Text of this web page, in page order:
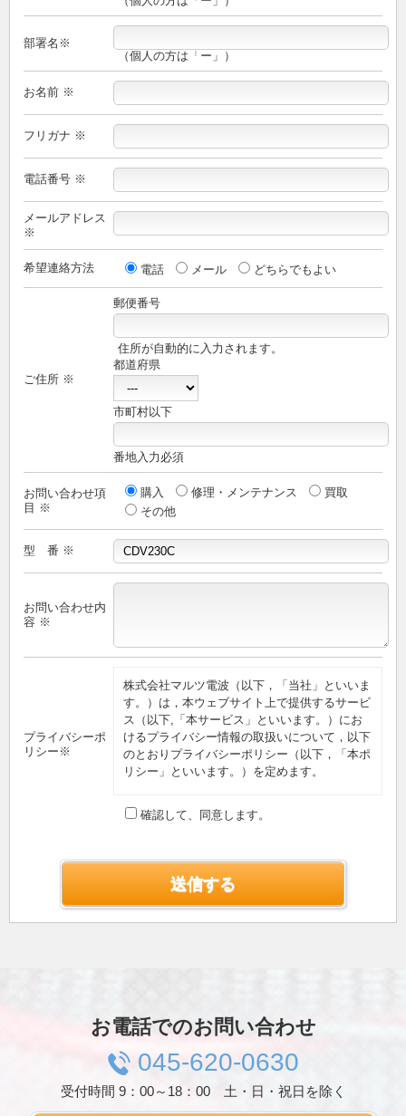
部署名※
（個人の方は「ー」）
お名前 ※
フリガナ ※
電話番号 ※
メールアドレス
※
希望連絡方法 電話 メール どちらでもよい
ご住所 ※
郵便番号
住所が自動的に入力されます。
都道府県
市町村以下
番地入力必須
お問い合わせ項
目 ※
購入 修理・メンテナンス
買取
その他
型 番 ※
お問い合わせ内
容 ※
プライバシーポ
リシー※
株式会社マルツ電波（以下，「当社」といいま
す。）は，本ウェブサイト上で提供するサービ
ス（以下,「本サービス」といいます。）にお
けるプライバシー情報の取扱いについて，以下
のとおりプライバシーポリシー（以下，「本ポ
リシー」といいます。）を定めます。
第1条（プライバシー情報）
プライバシー情報のうち「個人情報」とは，個
し，生存する個人に関する情報であって，当該
情報に含まれる氏名，生年月日，住所，電話番
号，連絡先その他の記述等により特定の個人を
識別できる情報を指します。
プライバシー情報のうち「履歴情報および特性
郵便番号や性別，職業，年齢，ユーザーのIPア
識別情報などを指します。
第２条（プライバシー情報の収集方法）
確認して、同意します。
お電話でのお問い合わせ
045-620-0630
受付時間 9：00～18：00 土・日・祝日を除く